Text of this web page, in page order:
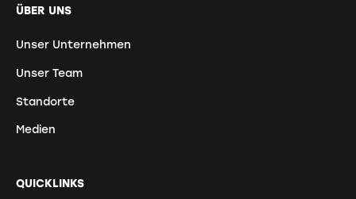
ÜBER UNS
Unser Unternehmen
Unser Team
Standorte
Medien
QUICKLINKS